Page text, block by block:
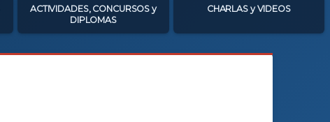
ACTIVIDADES, CONCURSOS y
DIPLOMAS
CHARLAS y VIDEOS